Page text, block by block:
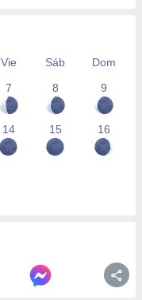
Vie Sáb
Dom
7
8 9
14 15 16